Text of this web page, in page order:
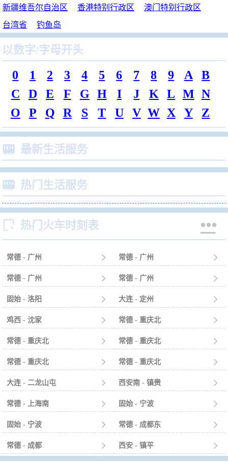
新疆维吾尔自治区 香港特别行政区
澳门特别行政区
台湾省
钓鱼岛
以数字/字母开头
0 1 2 3 4 5 6 7 8 9 A
B
C
D E F G H I J K L M N
O
P Q R S T U V W X Y Z
 最新生活服务
 热门生活服务
 热门火车时刻表 
常德 - 广州  常德 - 广州 
常德 - 广州  常德 - 广州 
固始 - 洛阳  大连 - 定州 
鸡西 - 沈家  常德 - 重庆北 
常德 - 重庆北  常德 - 重庆北 
常德 - 重庆北  常德 - 重庆北 
大连 - 二龙山屯  西安南 - 镇赉 
常德 - 上海南  固始 - 宁波 
固始 - 宁波  常德 - 成都东 
常德 - 成都  西安 - 镇平 